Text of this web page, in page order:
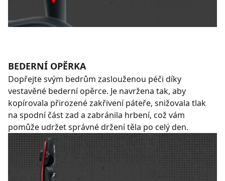
BEDERNÍ OPĚRKA
Dopřejte svým bedrům zaslouženou péči díky
vestavěné bederní opěrce. Je navržena tak, aby
kopírovala přirozené zakřivení páteře, snižovala tlak
na spodní část zad a zabránila hrbení, což vám
pomůže udržet správné držení těla po celý den.